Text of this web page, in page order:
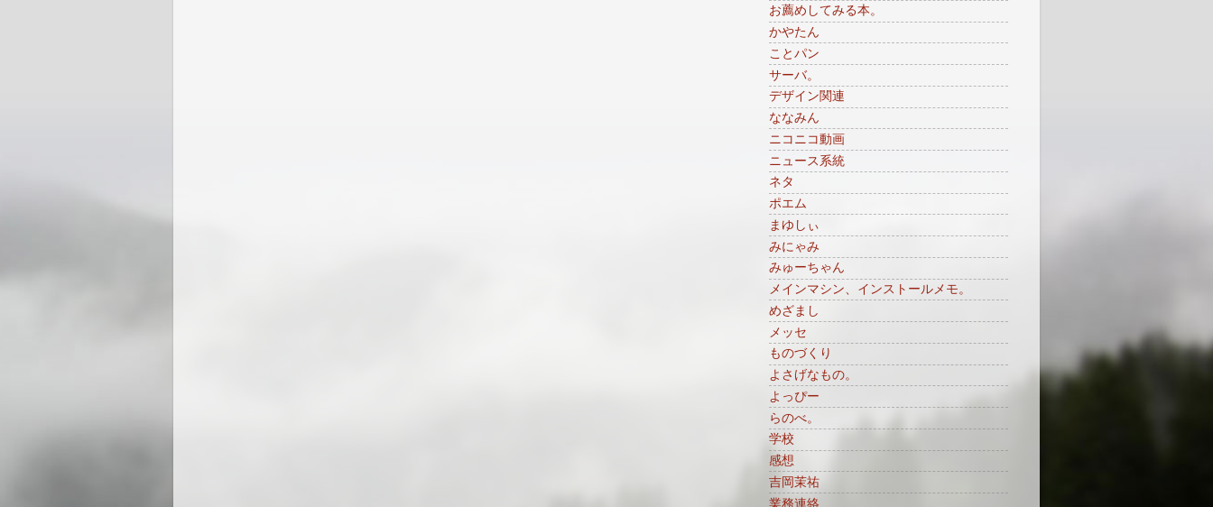
お薦めしてみる本。
かやたん
ことパン
サーバ。
デザイン関連
ななみん
ニコニコ動画
ニュース系統
ネタ
ポエム
まゆしぃ
みにゃみ
みゅーちゃん
メインマシン、インストールメモ。
めざまし
メッセ
ものづくり
よさげなもの。
よっぴー
らのべ。
学校
感想
吉岡茉祐
業務連絡